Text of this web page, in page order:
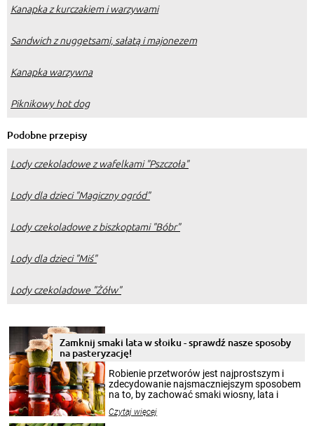
Kanapka z kurczakiem i warzywami
Sandwich z nuggetsami, sałatą i majonezem
Kanapka warzywna
Piknikowy hot dog
Podobne przepisy
Lody czekoladowe z wafelkami "Pszczoła"
Lody dla dzieci "Magiczny ogród"
Lody czekoladowe z biszkoptami "Bóbr"
Lody dla dzieci "Miś"
Lody czekoladowe "Żółw"
Zamknij smaki lata w słoiku - sprawdź nasze sposoby
na pasteryzację!
Robienie przetworów jest najprostszym i
zdecydowanie najsmaczniejszym sposobem
na to, by zachować smaki wiosny, lata i
krajobrazów, by cieszyć nimi oko w sezonie
Czytaj więcej